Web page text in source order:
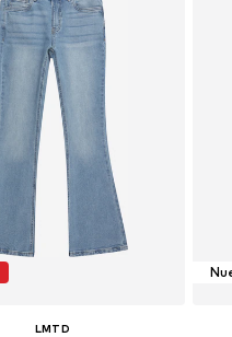
LMTD